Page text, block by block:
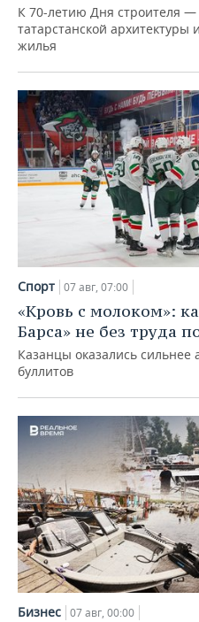
К 70-летию Дня строителя —
татарстанской архитектуры
жилья
Спорт 07 авг, 07:00
«Кровь с молоком»:
Барса» не без труда
Казанцы оказались сильнее
буллитов
Бизнес 07 авг, 00:00